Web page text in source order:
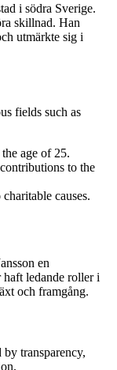
i södra Sverige.
skillnad. Han
utmärkte sig i
fields such as
age of 25.
to the
causes.
en
ledande roller i
och framgång.
by transparency,